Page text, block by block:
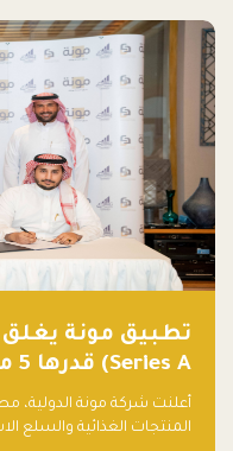
Series A) قدرها 5 ملايين ريال
أعلنت شركة مونة الدولية،
المنتجات الغذائية والسلع